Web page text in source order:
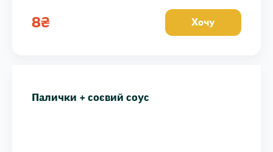
8₴ Хочу
Палички + соєвий соус